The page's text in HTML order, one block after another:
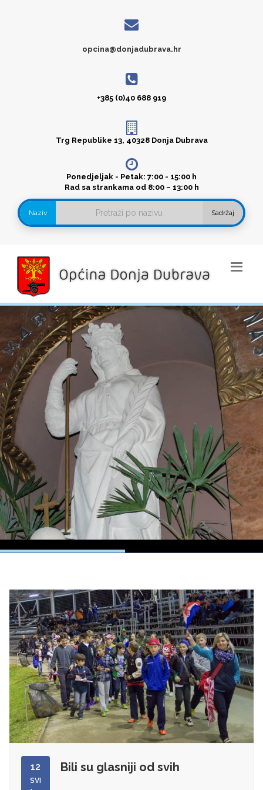
opcina@donjadubrava.hr
+385 (0)40 688 919
Trg Republike 13, 40328 Donja Dubrava
Ponedjeljak - Petak: 7:00 - 15:00 h
Rad sa strankama od 8:00 – 13:00 h
Naziv Sadržaj
12
SVI
Bili su glasniji od svih